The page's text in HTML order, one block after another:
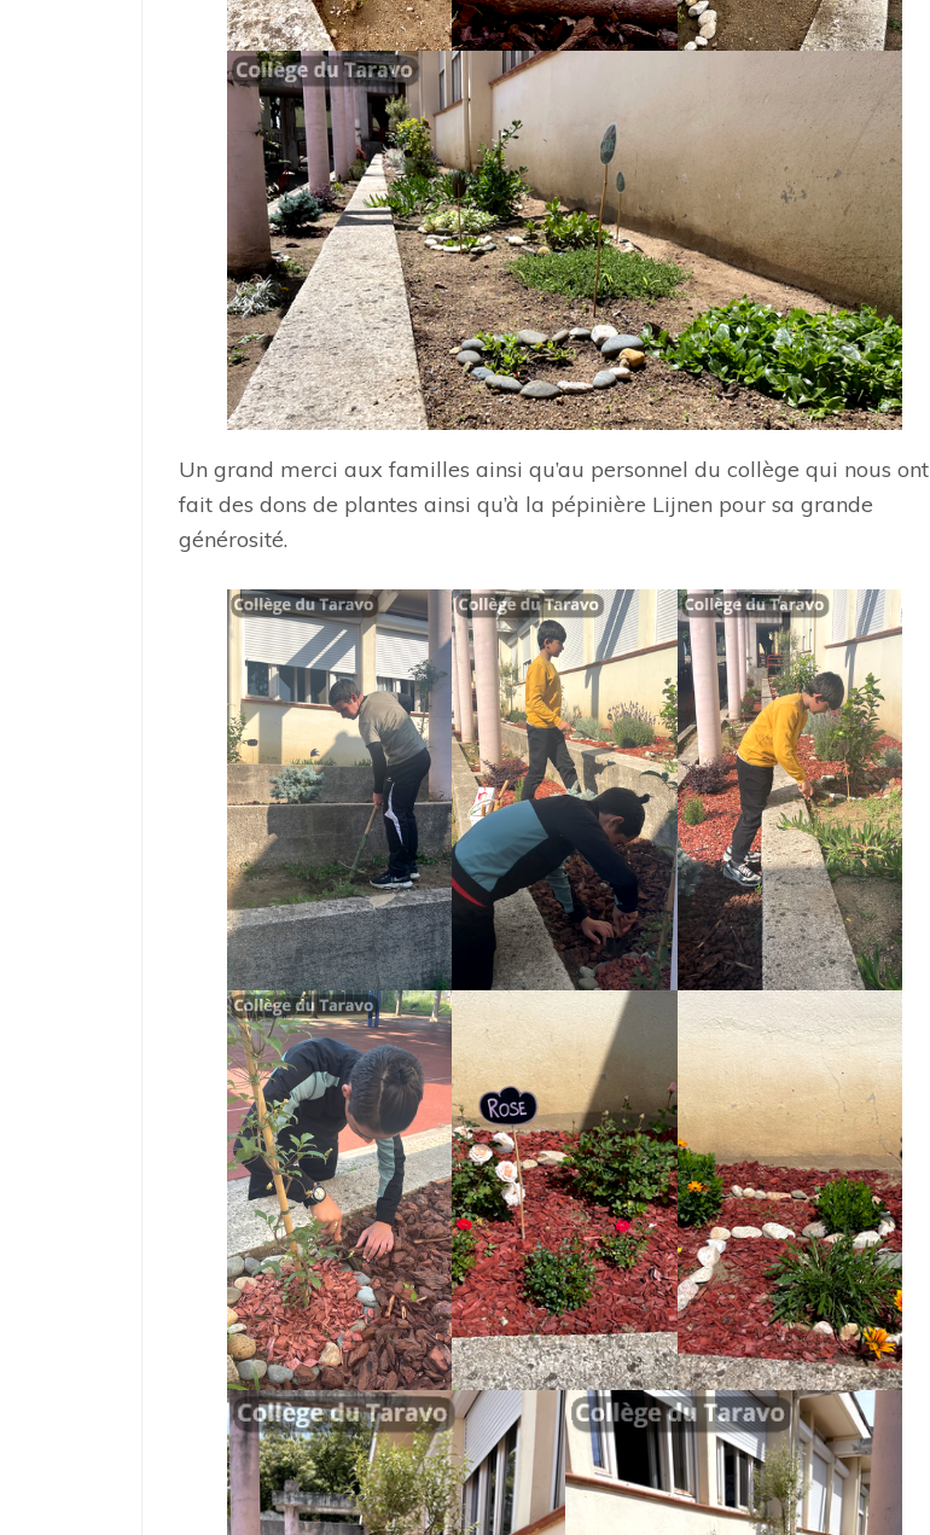
Un grand merci aux familles ainsi qu’au personnel du collège qui nous ont
fait des dons de plantes ainsi qu’à la pépinière Lijnen pour sa grande
générosité.